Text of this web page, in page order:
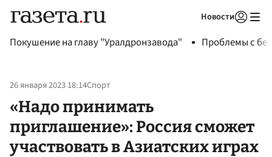
Новости
Покушение на главу "Уралдронзавода" Проблемы с
26 января 2023 18:14Спорт
«Надо принимать
приглашение»: Россия сможет
участвовать в Азиатских играх